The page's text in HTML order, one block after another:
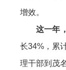
增效。
这一年
长34%，累
理干部到茂